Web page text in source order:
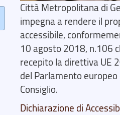
Città Metropolitana di
impegna a rendere il
accessibile,
10 agosto 2018, n.106
recepito la direttiva UE
del Parlamento europeo
Consiglio.
Dichiarazione di